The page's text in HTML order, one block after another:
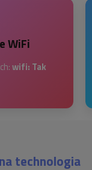
WiFi
wifi: Tak
technologia